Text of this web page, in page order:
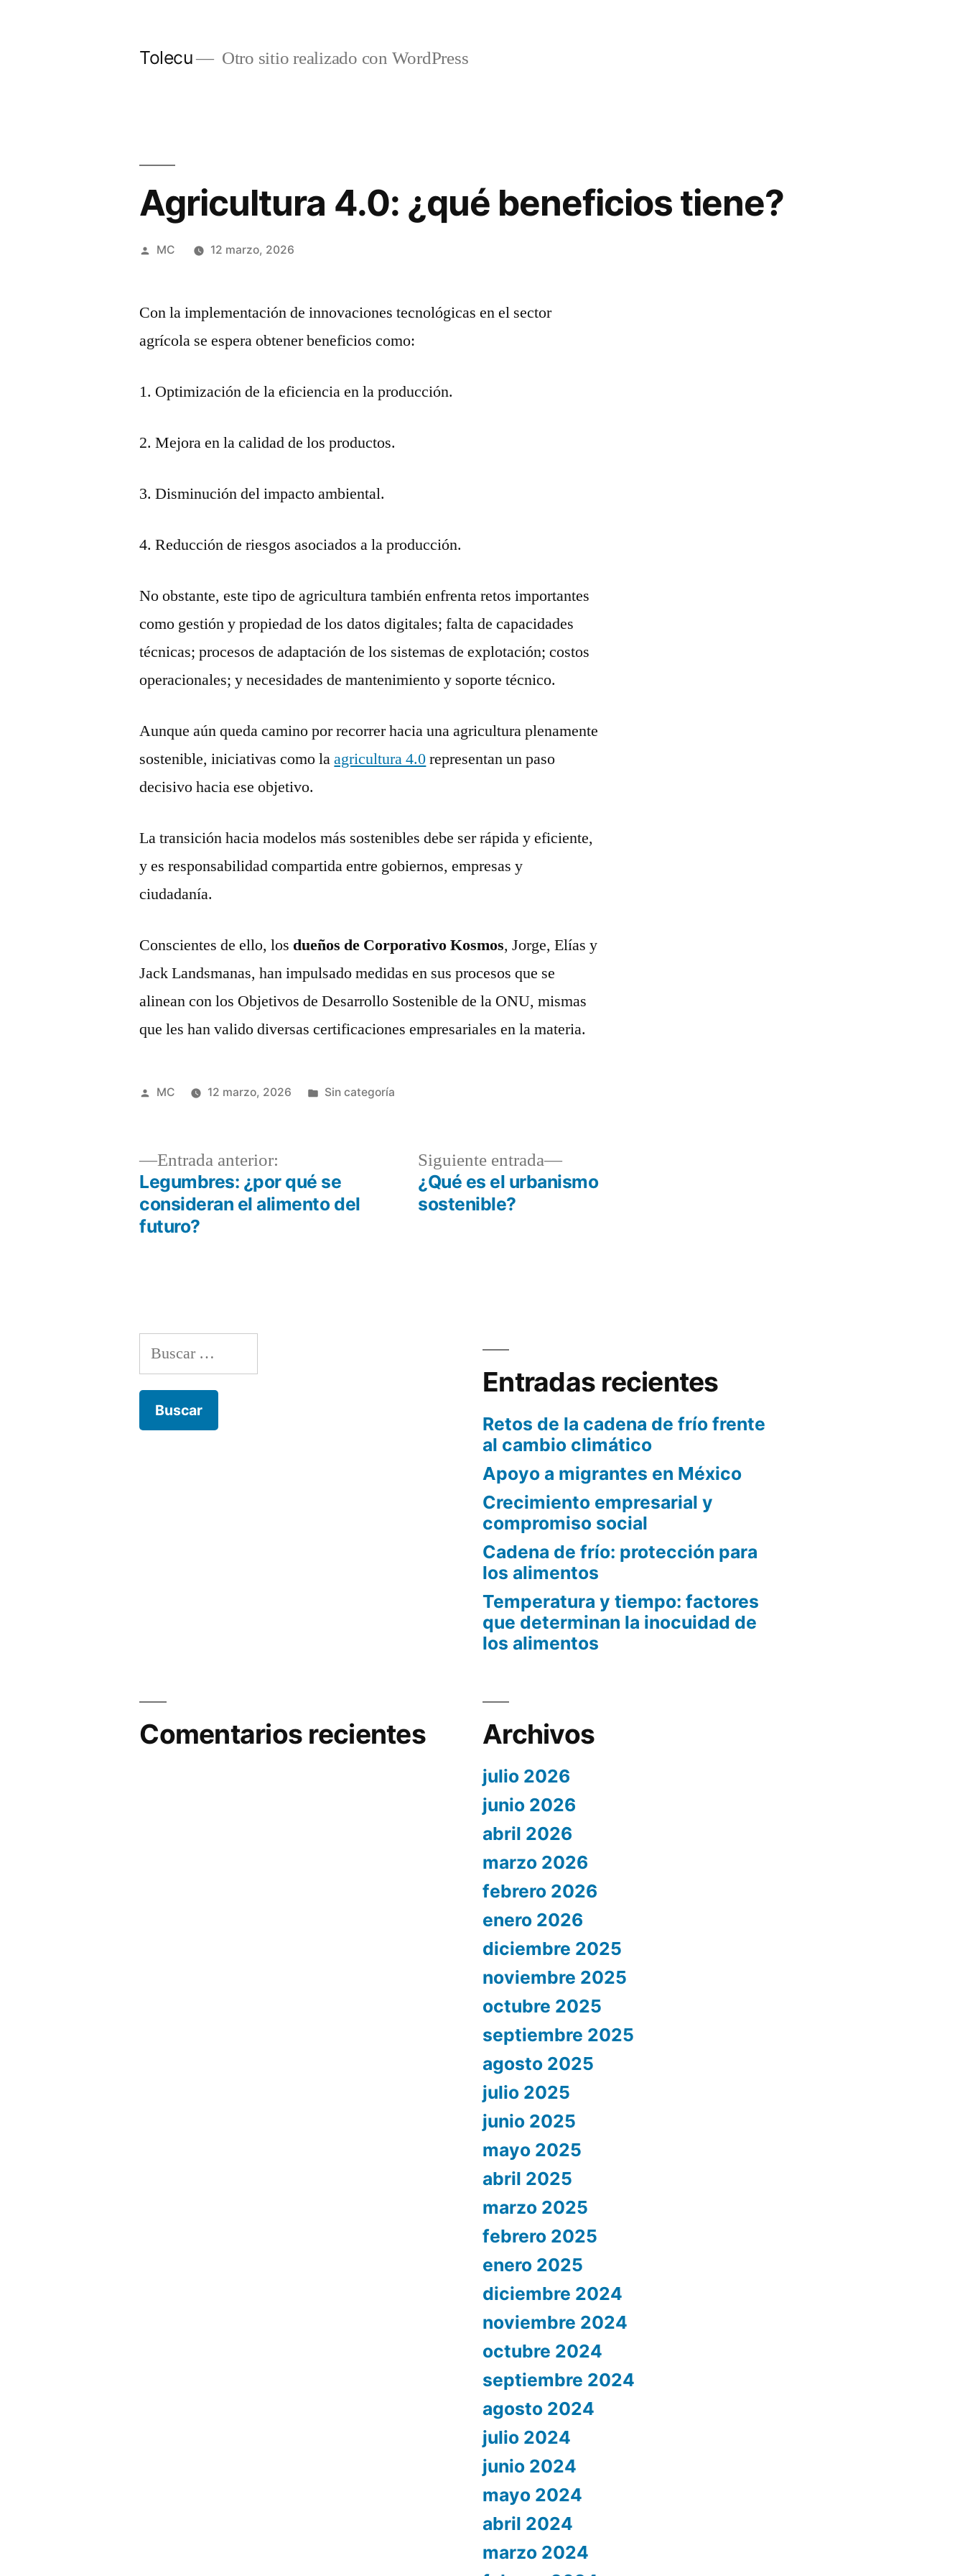
Tolecu Otro sitio realizado con WordPress
Agricultura 4.0: ¿qué beneficios tiene?
Publicado
MC 12 marzo, 2026
Con la implementación de innovaciones tecnológicas en el sector
agrícola se espera obtener beneficios como:
Optimización de la eficiencia en la producción.
Mejora en la calidad de los productos.
Disminución del impacto ambiental.
Reducción de riesgos asociados a la producción.
No obstante, este tipo de agricultura también enfrenta retos importantes
como gestión y propiedad de los datos digitales; falta de capacidades
técnicas; procesos de adaptación de los sistemas de explotación; costos
operacionales; y necesidades de mantenimiento y soporte técnico.
Aunque aún queda camino por recorrer hacia una agricultura plenamente
sostenible, iniciativas como laagricultura 4.0representan un paso
decisivo hacia ese objetivo.
La transición hacia modelos más sostenibles debe ser rápida y eficiente,
y es responsabilidad compartida entre gobiernos, empresas y
ciudadanía.
Conscientes de ello, los dueños de Corporativo Kosmos, Jorge, Elías y
Jack Landsmanas, han impulsado medidas en sus procesos que se
alinean con los Objetivos de Desarrollo Sostenible de la ONU, mismas
que les han valido diversas certificaciones empresariales en la materia.
Publicado
MC 12 marzo, 2026
Publicada
Sin categoría
Navegación
Entrada anterior:
anterior:
Legumbres: ¿por qué se
consideran el alimento del
futuro?
Siguiente entrada
Siguiente
entrada:
¿Qué es el urbanismo
sostenible?
Buscar:
Entradas recientes
Retos de la cadena de frío frente
al cambio climático
Apoyo a migrantes en México
Crecimiento empresarial y
compromiso social
Cadena de frío: protección para
los alimentos
Temperatura y tiempo: factores
que determinan la inocuidad de
los alimentos
Comentarios recientes Archivos
julio 2026
junio 2026
abril 2026
marzo 2026
febrero 2026
enero 2026
diciembre 2025
noviembre 2025
octubre 2025
septiembre 2025
agosto 2025
julio 2025
junio 2025
mayo 2025
abril 2025
marzo 2025
febrero 2025
enero 2025
diciembre 2024
noviembre 2024
octubre 2024
septiembre 2024
agosto 2024
julio 2024
junio 2024
mayo 2024
abril 2024
marzo 2024